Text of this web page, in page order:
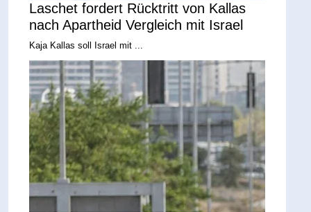
Laschet fordert Rücktritt von Kallas
nach Apartheid Vergleich mit Israel
Kaja Kallas soll Israel mit ...